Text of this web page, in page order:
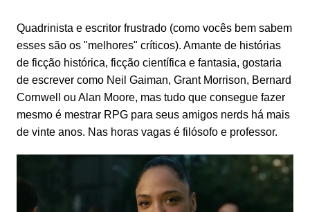
Quadrinista e escritor frustrado (como vocês bem sabem
esses são os "melhores" críticos). Amante de histórias
de ficção histórica, ficção científica e fantasia, gostaria
de escrever como Neil Gaiman, Grant Morrison, Bernard
Cornwell ou Alan Moore, mas tudo que consegue fazer
mesmo é mestrar RPG para seus amigos nerds há mais
de vinte anos. Nas horas vagas é filósofo e professor.